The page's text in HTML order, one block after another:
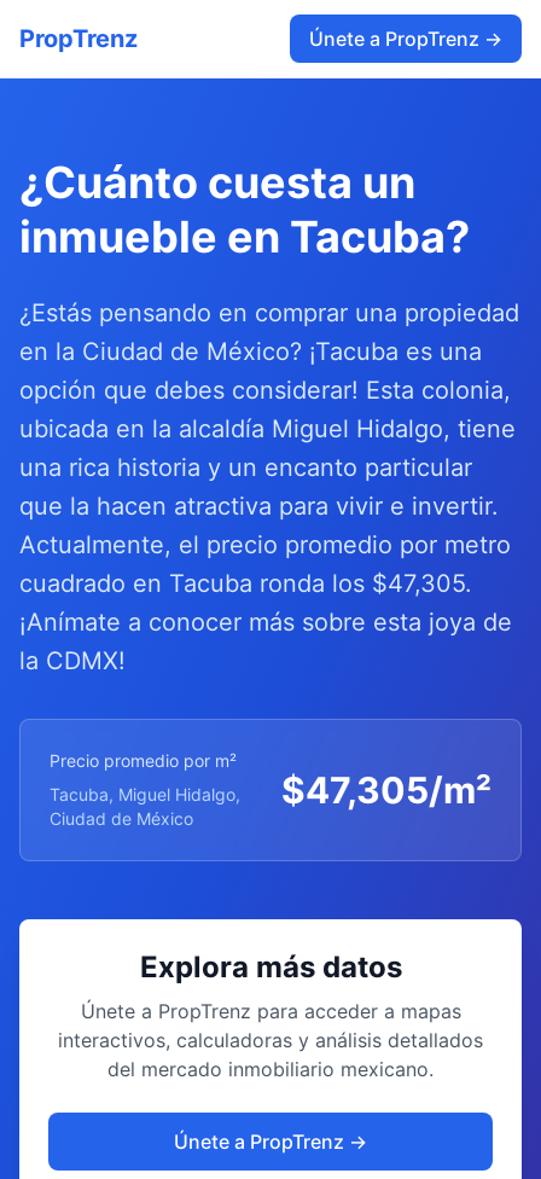
PropTrenz Únete a PropTrenz →
¿Cuánto cuesta un
inmueble en Tacuba?
¿Estás pensando en comprar una propiedad
en la Ciudad de México? ¡Tacuba es una
opción que debes considerar! Esta colonia,
ubicada en la alcaldía Miguel Hidalgo, tiene
una rica historia y un encanto particular
que la hacen atractiva para vivir e invertir.
Actualmente, el precio promedio por metro
cuadrado en Tacuba ronda los $47,305.
¡Anímate a conocer más sobre esta joya de
la CDMX!
Precio promedio por m²
Tacuba, Miguel Hidalgo,
Ciudad de México
$47,305/m²
Explora más datos
Únete a PropTrenz para acceder a mapas
interactivos, calculadoras y análisis detallados
del mercado inmobiliario mexicano.
Únete a PropTrenz →